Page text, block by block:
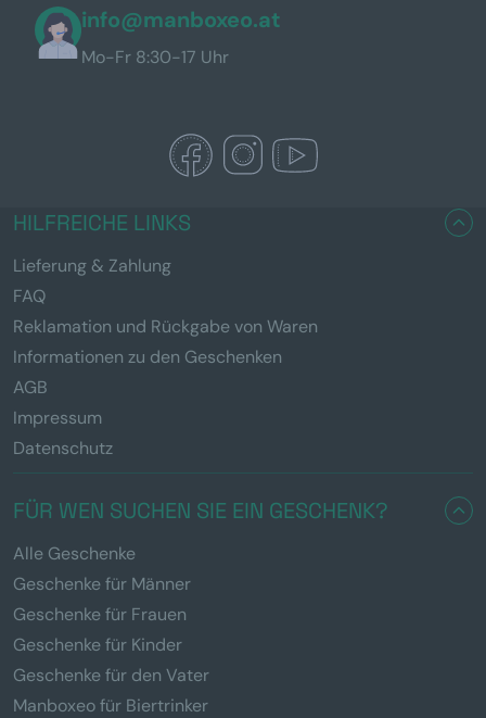
info@manboxeo.at
Mo-Fr 8:30-17 Uhr
HILFREICHE LINKS
Lieferung & Zahlung
FAQ
Reklamation und Rückgabe von Waren
Informationen zu den Geschenken
AGB
Impressum
Datenschutz
FÜR WEN SUCHEN SIE EIN GESCHENK?
Alle Geschenke
Geschenke für Männer
Geschenke für Frauen
Geschenke für Kinder
Geschenke für den Vater
Manboxeo für Biertrinker